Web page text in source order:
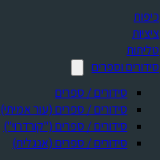
כיפות
ציציות
טליתות
סידורים וספרים
סידורים / ספרים
⁠סידורים / ספרים (עור אמיתי)
סידורים / ספרים ("קורדרוי")
סידורים / ספרים (אנגלית)